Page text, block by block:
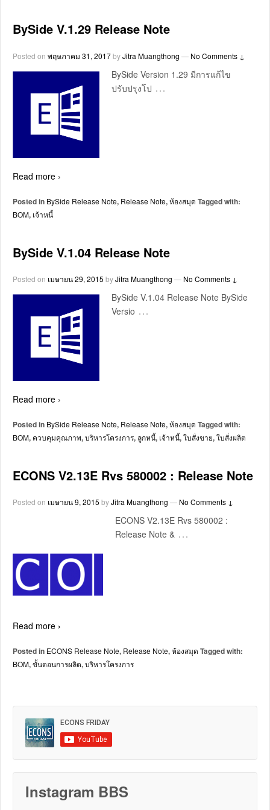
BySide V.1.29 Release Note
Posted on พฤษภาคม 31, 2017byJitra Muangthong — No Comments ↓
BySide Version 1.29 มีการแก้ไข
ปรับปรุงโป …
Read more ›
Posted in BySide Release Note, Release Note,ห้องสมุด Tagged with:
BOM, เจ้าหนี้
BySide V.1.04 Release Note
Posted on เมษายน 29, 2015 byJitra Muangthong — No Comments ↓
BySide V.1.04 Release Note BySide
Versio …
Read more ›
Posted in BySide Release Note, Release Note,ห้องสมุด Tagged with:
BOM, ควบคุมคุณภาพ,บริหารโครงการ, ลูกหนี้, เจ้าหนี้,ใบสั่งขาย,ใบสั่งผลิต
ECONS V2.13E Rvs 580002 : Release Note
Posted on เมษายน 9, 2015 byJitra Muangthong — No Comments ↓
ECONS V2.13E Rvs 580002 :
Release Note & …
Read more ›
Posted in ECONS Release Note, Release Note,ห้องสมุด Tagged with:
BOM,ขั้นตอนการผลิต,บริหารโครงการ
Instagram BBS